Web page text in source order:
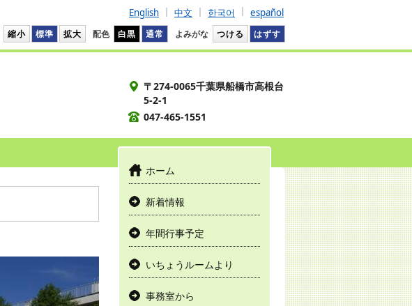
English 中文 한국어 español
縮小 標準 拡大 配色 白黒 通常 よみがな つける はずす
〒274-0065千葉県船橋市高根台
5-2-1
047-465-1551
ホーム
新着情報
年間行事予定
いちょうルームより
事務室から